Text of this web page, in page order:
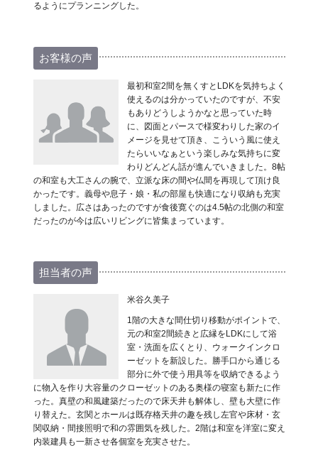
るようにプランニングした。
お客様の声
最初和室2間を無くすとLDKを気持ちよく
使えるのは分かっていたのですが、不安
もありどうしようかなと思っていた時
に、図面とパースで様変わりした家のイ
メージを見せて頂き、こういう風に使え
たらいいなぁという楽しみな気持ちに変
わりどんどん話が進んでいきました。8帖
の和室も大工さんの腕で、立派な床の間や仏間を再現して頂け良
かったです。義母や息子・娘・私の部屋も快適になり収納も充実
しました。広さはあったのですが食後寛ぐのは4.5帖の北側の和室
だったのが今は広いリビングに皆集まっています。
担当者の声
米谷久美子
1階の大きな間仕切り移動がポイントで、
元の和室2間続きと広縁をLDKにして浴
室・洗面を広くとり、ウォークインクロ
ーゼットを新設した。勝手口から通じる
部分に外で使う用具等を収納できるよう
に物入を作り大容量のクローゼットのある奥様の寝室も新たに作
った。真壁の和風建築だったので床天井も解体し、壁も大壁に作
り替えた。玄関とホールは既存格天井の趣を残し左官や床材・玄
関収納・間接照明で和の雰囲気を残した。2階は和室を洋室に変え
内装建具も一新させ各個室を充実させた。